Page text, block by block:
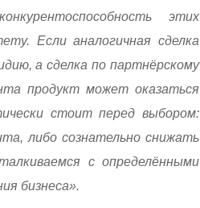
этих
Если аналогичная сделка
а сделка по партнёрскому
продукт может оказаться
стоит перед выбором:
либо сознательно снижать
с определёнными
бизнеса».